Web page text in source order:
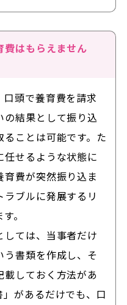
費はもらえません
頭で養育費を請求
結果として振り込
ことは可能です。た
せるような状態に
費が突然振り込ま
ブルに発展するリ
。
ては、当事者だけ
書類を作成し、そ
しておく方法があ
があるだけでも、口